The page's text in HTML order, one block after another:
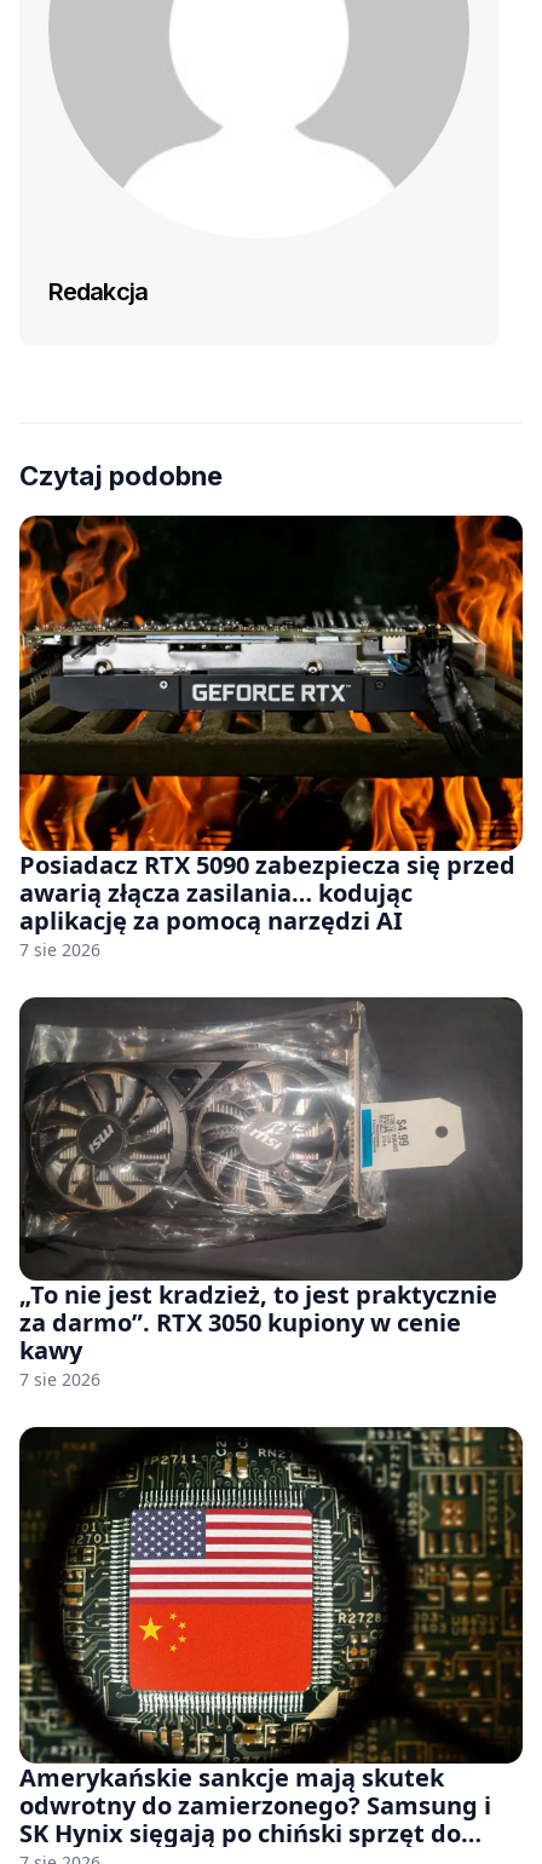
Redakcja
Czytaj podobne
Posiadacz RTX 5090 zabezpiecza się przed
awarią złącza zasilania… kodując
aplikację za pomocą narzędzi AI
7 sie 2026
„To nie jest kradzież, to jest praktycznie
za darmo”. RTX 3050 kupiony w cenie
kawy
7 sie 2026
Amerykańskie sankcje mają skutek
odwrotny do zamierzonego? Samsung i
SK Hynix sięgają po chiński sprzęt do